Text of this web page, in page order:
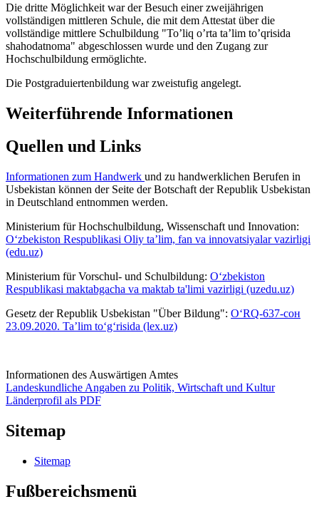
Die dritte Möglichkeit war der Besuch einer zweijährigen
vollständigen mittleren Schule, die mit dem Attestat über die
vollständige mittlere Schulbildung "To’liq o’rta ta’lim to’qrisida
shahodatnoma" abgeschlossen wurde und den Zugang zur
Hochschulbildung ermöglichte.
Die Postgraduiertenbildung war zweistufig angelegt.
Weiterführende Informationen
Quellen und Links
Informationen zum Handwerk und zu handwerklichen Berufen in
Usbekistan können der Seite der Botschaft der Republik Usbekistan
in Deutschland entnommen werden.
Ministerium für Hochschulbildung, Wissenschaft und Innovation:
O‘zbekiston Respublikasi Oliy ta’lim, fan va innovatsiyalar vazirligi
(edu.uz)
Ministerium für Vorschul- und Schulbildung: O‘zbekiston
Respublikasi maktabgacha va maktab ta'limi vazirligi (uzedu.uz)
Gesetz der Republik Usbekistan "Über Bildung": O‘RQ-637-сон
23.09.2020. Ta’lim to‘g‘risida (lex.uz)
Informationen des Auswärtigen Amtes
Landeskundliche Angaben zu Politik, Wirtschaft und Kultur
Länderprofil als PDF
Sitemap
Sitemap
Fußbereichsmenü